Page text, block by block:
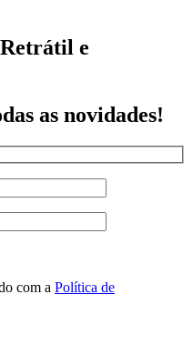
e
as novidades!
com a Política de